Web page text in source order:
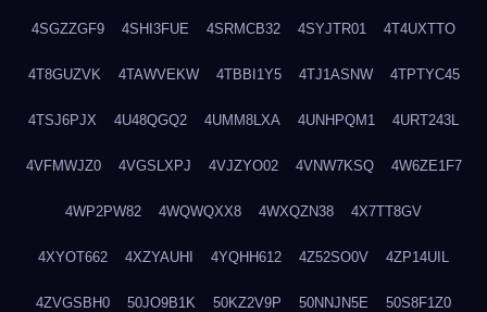
4SGZZGF9 4SHI3FUE 4SRMCB32 4SYJTR01 4T4UXTTO
4T8GUZVK 4TAWVEKW 4TBBI1Y5 4TJ1ASNW 4TPTYC45
4TSJ6PJX 4U48QGQ2 4UMM8LXA 4UNHPQM1 4URT243L
4VFMWJZ0 4VGSLXPJ 4VJZYO02 4VNW7KSQ 4W6ZE1F7
4WP2PW82 4WQWQXX8 4WXQZN38 4X7TT8GV
4XYOT662 4XZYAUHI 4YQHH612 4Z52SO0V 4ZP14UIL
4ZVGSBH0 50JO9B1K 50KZ2V9P 50NNJN5E 50S8F1Z0